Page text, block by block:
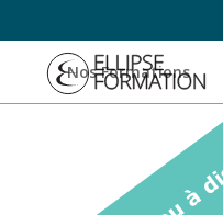
Nos Formations